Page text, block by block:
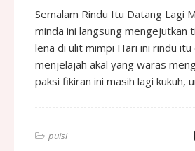
Semalam Rindu Itu Datang Lagi
minda ini langsung mengejutkan
lena di ulit mimpi Hari ini rindu itu
menjelajah akal yang waras
paksi fikiran ini masih lagi kukuh,
puisi